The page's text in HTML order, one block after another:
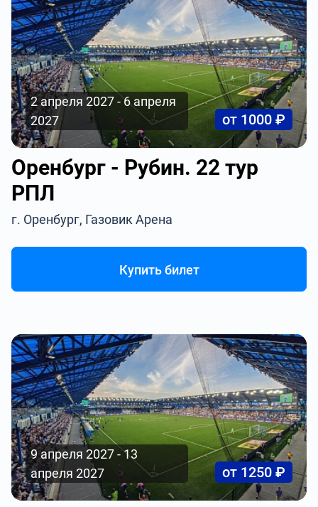
2 апреля 2027 - 6 апреля
2027
от 1000 ₽
Оренбург - Рубин. 22 тур
РПЛ
г. Оренбург, Газовик Арена
Купить билет
9 апреля 2027 - 13
апреля 2027
от 1250 ₽